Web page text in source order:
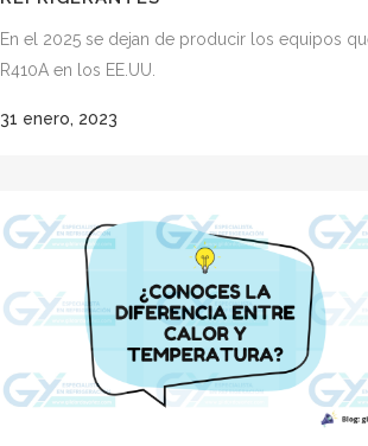
En el 2025 se dejan de producir los equipos
R410A en los EE.UU.
31 enero, 2023